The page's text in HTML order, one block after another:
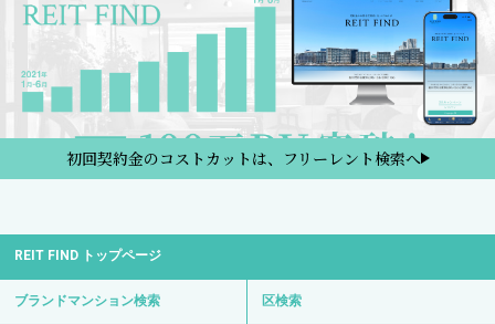
初回契約金のコストカットは、フリーレント検索へ
REIT FIND トップページ
ブランドマンション検索 区検索